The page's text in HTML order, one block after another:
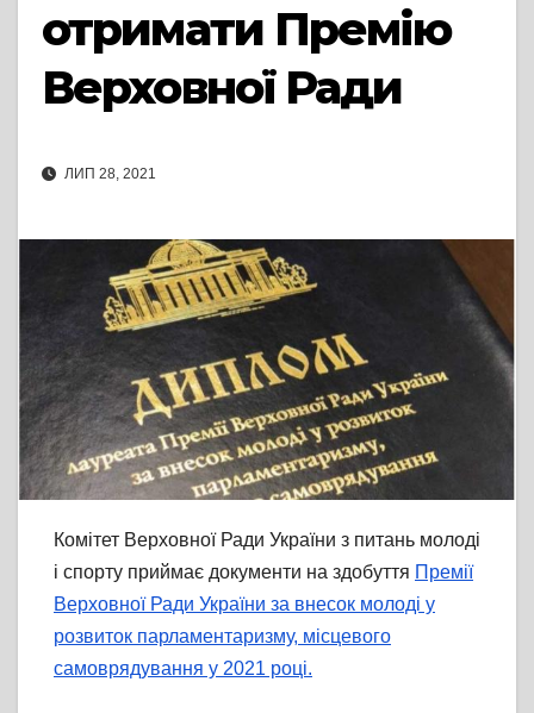
отримати Премію
Верховної Ради
ЛИП 28, 2021
Комітет Верховної Ради України з питань молоді
і спорту приймає документи на здобуття Премії
Верховної Ради України за внесок молоді у
розвиток парламентаризму, місцевого
самоврядування у 2021 році.